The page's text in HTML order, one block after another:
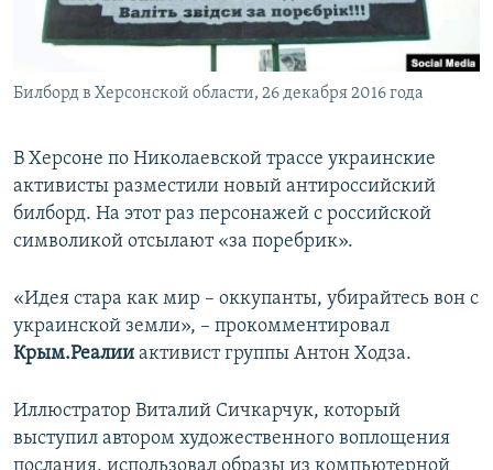
ПОБЕДИТЕЛЕЙ НЕ СУДЯТ?
ELIFBE
ПРИСОЕДИНЯЙТЕСЬ!
Все сайты RFE/RL
Билборд в Херсонской области, 26 декабря 2016 года
В Херсоне по Николаевской трассе украинские
активисты разместили новый антироссийский
билборд. На этот раз персонажей с российской
символикой отсылают «за поребрик».
«Идея стара как мир – оккупанты, убирайтесь вон с
украинской земли», – прокомментировал
Крым.Реалии активист группы Антон Ходза.
Иллюстратор Виталий Сичкарчук, который
выступил автором художественного воплощения